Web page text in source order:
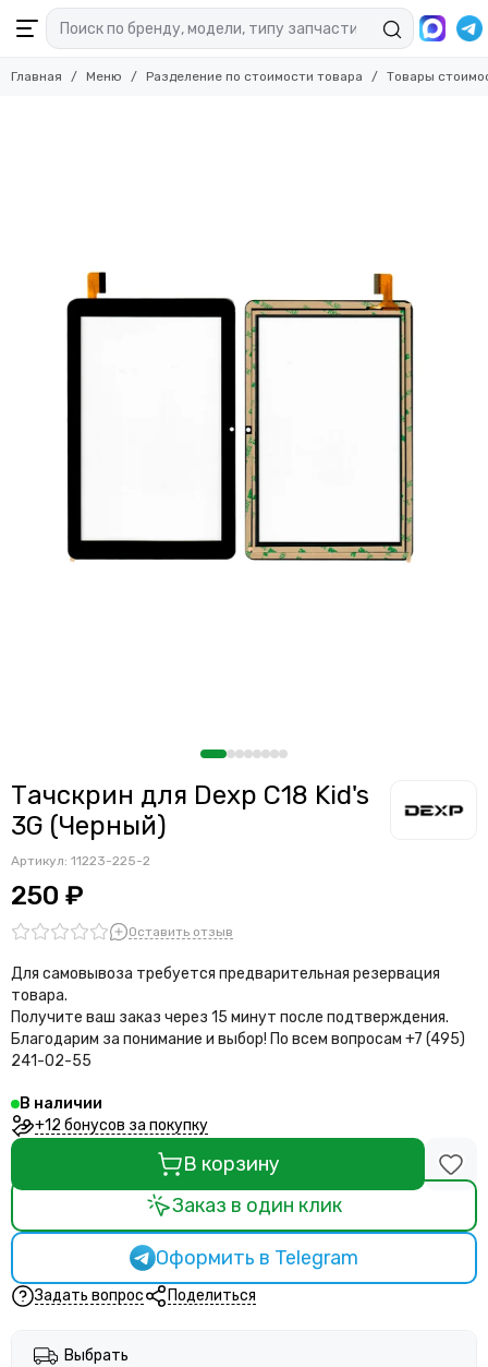
Главная Меню Разделение по стоимости товара Товары
Тачскрин для Dexp C18 Kid's
3G (Черный)
Артикул: 11223-225-2
250 ₽
Оставить отзыв
Для самовывоза требуется предварительная резервация
товара.
Получите ваш заказ через 15 минут после подтверждения.
Благодарим за понимание и выбор! По всем вопросам +7 (495)
241-02-55
В наличии
+12 бонусов за покупку
В корзину
Заказ в один клик
Оформить в Telegram
Задать вопрос Поделиться
Выбрать